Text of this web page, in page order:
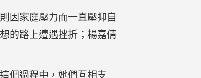
因家庭壓力而一直壓抑自
的路上遭遇挫折；楊嘉倩
個過程中，她們互相支